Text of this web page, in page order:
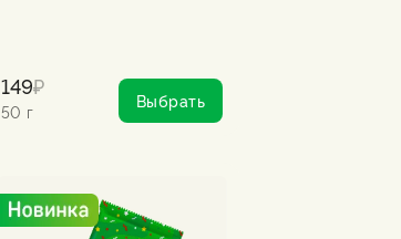
149₽
50 г
Выбрать